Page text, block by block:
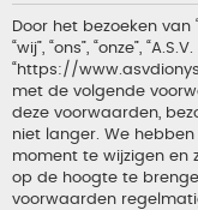
Door het bezoeken van
“wij”, “ons”, “onze”,
“https://
met de volgende
deze voorwaarden,
niet langer. We
moment te wijzigen en
op de hoogte te
voorwaarden